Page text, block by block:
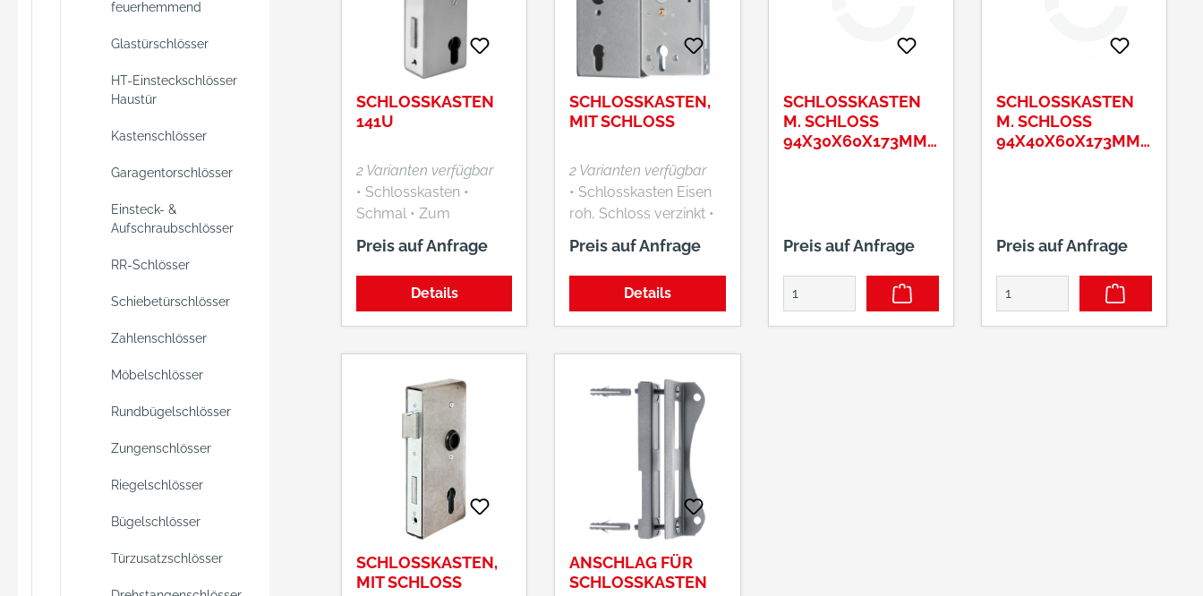
feuerhemmend
Glastürschlösser
HT-Einsteckschlösser
Haustür
Kastenschlösser
Garagentorschlösser
Einsteck- &
Aufschraubschlösser
RR-Schlösser
Schiebetürschlösser
Zahlenschlösser
Möbelschlösser
Rundbügelschlösser
Zungenschlösser
Riegelschlösser
Bügelschlösser
Türzusatzschlösser
SCHLOSSKASTEN
141U
2 Varianten verfügbar
• Schlosskasten •
Schmal • Zum
Anschweißen • Mit
verzinktem Schloss •
Links/rechts
verwendbar • PZ-
• 1-tourig • Nuss 8 mm
• Falle vorstehend 2
vorstehend 3 mm
Preis auf Anfrage
Details
SCHLOSSKASTEN,
MIT SCHLOSS
2 Varianten verfügbar
• Schlosskasten Eisen
roh, Schloss verzinkt •
Mit versenkten
Schraublöchern •
Links/rechts
verwendbar • PZ-
Schlossfalle
vorstehend: 5 mm •
Preis auf Anfrage
Details
SCHLOSSKASTEN
M. SCHLOSS
94X30X60X173MM
Preis auf Anfrage
SCHLOSSKASTEN
M. SCHLOSS
94X40X60X173MM
Preis auf Anfrage
SCHLOSSKASTEN,
MIT SCHLOSS
ANSCHLAG FÜR
SCHLOSSKASTEN